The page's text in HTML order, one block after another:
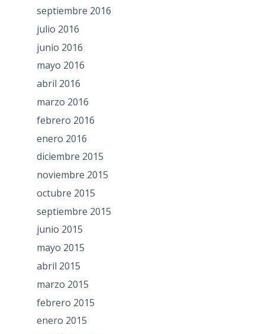
septiembre 2016
julio 2016
junio 2016
mayo 2016
abril 2016
marzo 2016
febrero 2016
enero 2016
diciembre 2015
noviembre 2015
octubre 2015
septiembre 2015
junio 2015
mayo 2015
abril 2015
marzo 2015
febrero 2015
enero 2015